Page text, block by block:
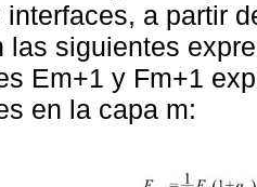
a partir
las siguientes
Em+1 y Fm+1
en la capa m: